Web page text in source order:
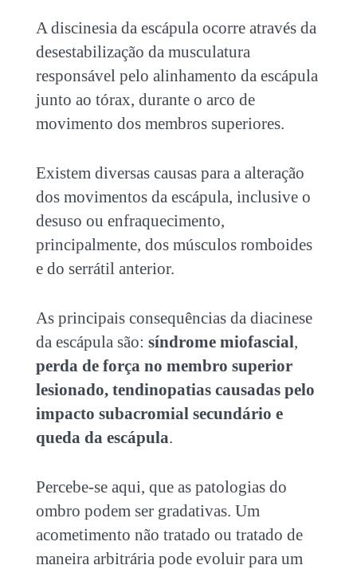
A discinesia da escápula ocorre através da
desestabilização da musculatura
responsável pelo alinhamento da escápula
junto ao tórax, durante o arco de
movimento dos membros superiores.
Existem diversas causas para a alteração
dos movimentos da escápula, inclusive o
desuso ou enfraquecimento,
principalmente, dos músculos romboides
e do serrátil anterior.
As principais consequências da diacinese
da escápula são: síndrome miofascial,
perda de força no membro superior
lesionado, tendinopatias causadas pelo
impacto subacromial secundário e
queda da escápula.
Percebe-se aqui, que as patologias do
ombro podem ser gradativas. Um
acometimento não tratado ou tratado de
maneira arbitrária pode evoluir para um